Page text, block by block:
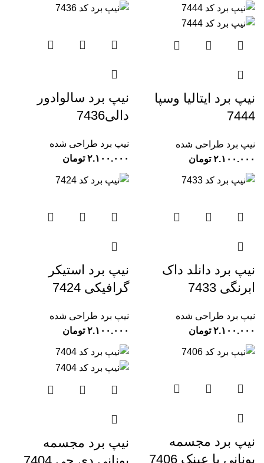
نیپ برد ایتالیا وسپا
7444
نیپ برد طراحی شده
تومان
نیپ برد سالوادور
دالی7436
نیپ برد طراحی شده
تومان
نیپ برد دانلد داک
ابرنگی 7433
نیپ برد طراحی شده
تومان
نیپ برد استیکر
گرافیکی 7424
نیپ برد طراحی شده
تومان
نیپ برد مجسمه
یونانی با عینک 7406
نیپ برد مجسمه